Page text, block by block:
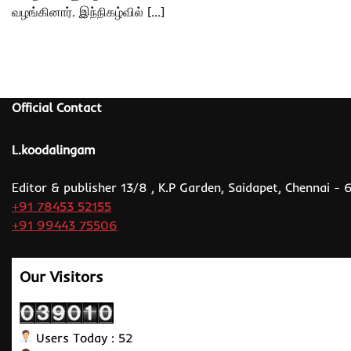
வழங்கினார். இந்நிகழ்வில் […]
Official Contact
L.koodalingam
Editor & publisher 13/8 , K.P Garden, Saidapet, Chennai -
+91 78453 52155
+91 99443 75506
Our Visitors
Users Today : 52